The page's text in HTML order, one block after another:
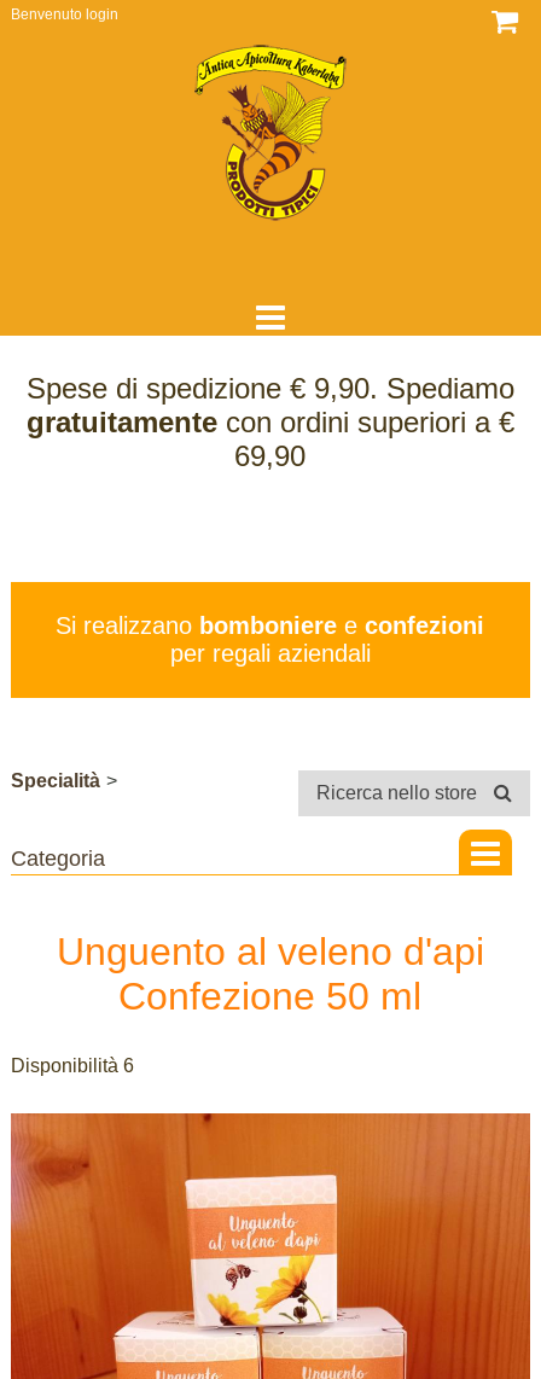
Benvenuto login
DOVE SIAMO
CONTATTI
Spese di spedizione € 9,90. Spediamo
gratuitamentecon ordini superiori a €
69,90
Si realizzano bomboniere econfezioni
per regali aziendali
Ricerca nello store
Specialità >
Unguento al veleno d'api
Confezione 50 ml
Disponibilità 6